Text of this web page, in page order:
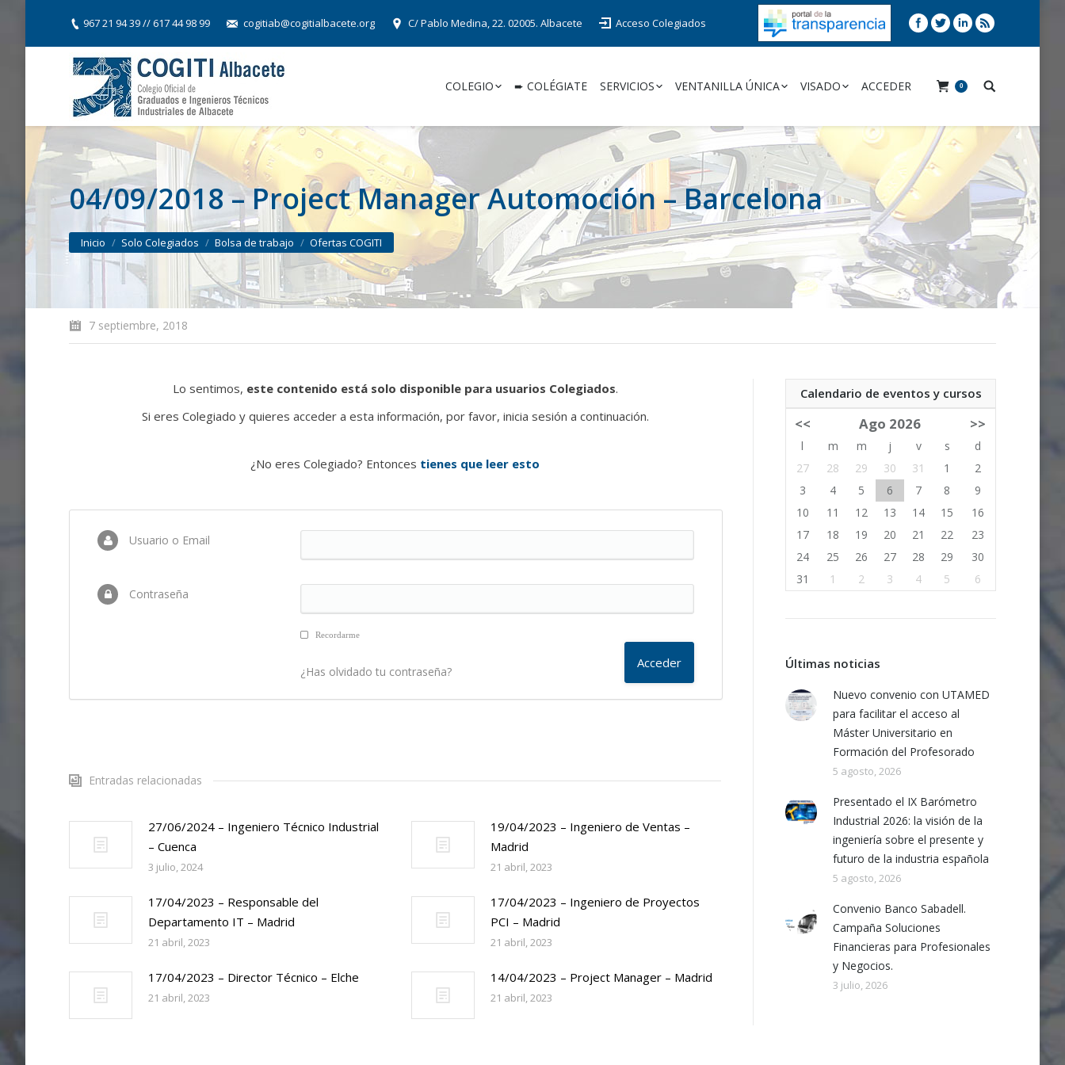
967 21 94 39 // 617 44 98 99 cogitiab@cogitialbacete.org C/ Pablo Medina, 22. 02005. Albacete Acceso Colegiados
COLEGIO ➨ COLÉGIATE SERVICIOS VENTANILLA ÚNICA VISADO ACCEDER 0
04/09/2018 – Project Manager Automoción – Barcelona
You are here:
Inicio Solo Colegiados Bolsa de trabajo Ofertas COGITI
7 septiembre, 2018
Lo sentimos, este contenido está solo disponible para usuarios Colegiados.
Si eres Colegiado y quieres acceder a esta información, por favor, inicia sesión a continuación.
¿No eres Colegiado? Entonces tienes que leer esto
Usuario o Email
Contraseña
Recordarme
¿Has olvidado tu contraseña?
Entradas relacionadas
27/06/2024 – Ingeniero Técnico Industrial
– Cuenca
3 julio, 2024
19/04/2023 – Ingeniero de Ventas –
Madrid
21 abril, 2023
17/04/2023 – Responsable del
Departamento IT – Madrid
21 abril, 2023
17/04/2023 – Ingeniero de Proyectos
PCI – Madrid
21 abril, 2023
17/04/2023 – Director Técnico – Elche
21 abril, 2023
14/04/2023 – Project Manager – Madrid
21 abril, 2023
Calendario de eventos y cursos
<< Ago 2026 >>
l m m j v s
d
27
28 29 30 31 1
2
3
4 5 6 7 8
9
10
11 12 13 14 15
16
17
18 19 20 21 22
23
24
25 26 27 28 29
30
31
1 2 3 4 5 6
Últimas noticias
Nuevo convenio con UTAMED
para facilitar el acceso al
Máster Universitario en
Formación del Profesorado
5 agosto, 2026
Presentado el IX Barómetro
Industrial 2026: la visión de la
ingeniería sobre el presente y
futuro de la industria española
5 agosto, 2026
Convenio Banco Sabadell.
Campaña Soluciones
Financieras para Profesionales
y Negocios.
3 julio, 2026